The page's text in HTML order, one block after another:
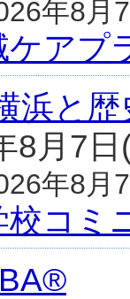
年8月
ケアプ
浜と歴
8月7
年8月
校コミ